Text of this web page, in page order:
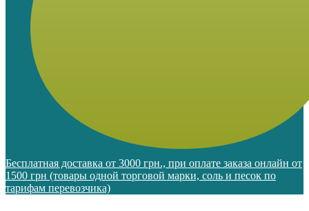
Бесплатная доставка от 3000 грн., при оплате заказа онлайн от
1500 грн (товары одной торговой марки, соль и песок по
тарифам перевозчика)